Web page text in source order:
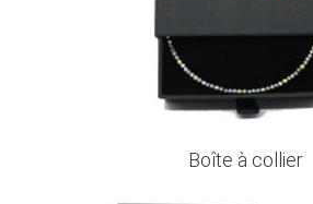
Boîte à collier